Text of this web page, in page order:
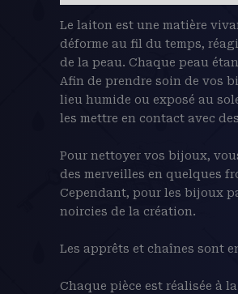
Le laiton est une matière
déforme au fil du temps,
de la peau. Chaque peau
Afin de prendre soin de vos
lieu humide ou exposé au
les mettre en contact avec
Pour nettoyer vos bijoux,
des merveilles en quelques
Cependant, pour les bijoux
noircies de la création.
Les apprêts et chaînes sont
Chaque pièce est réalisée à